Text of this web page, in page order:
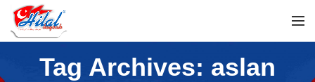
Tag Archives: aslan